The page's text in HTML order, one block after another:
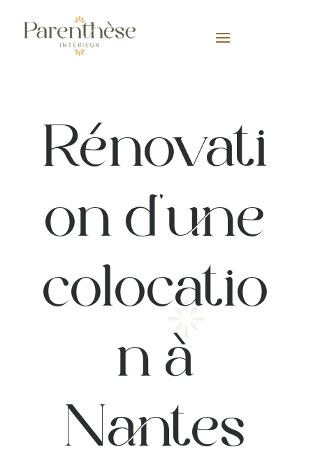
Rénovati
on d’une
colocatio
n à
Nantes